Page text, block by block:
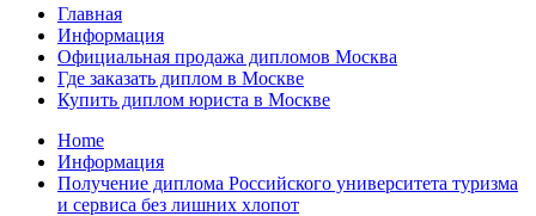
Главная
Информация
Официальная продажа дипломов Москва
Где заказать диплом в Москве
Купить диплом юриста в Москве
Home
Информация
Получение диплома Российского университета туризма
и сервиса без лишних хлопот